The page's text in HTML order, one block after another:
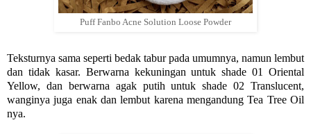
Puff Fanbo Acne Solution Loose Powder
Teksturnya sama seperti bedak tabur pada umumnya, namun lembut
dan tidak kasar. Berwarna kekuningan untuk shade 01 Oriental
Yellow, dan berwarna agak putih untuk shade 02 Translucent,
wanginya juga enak dan lembut karena mengandung Tea Tree Oil
nya.